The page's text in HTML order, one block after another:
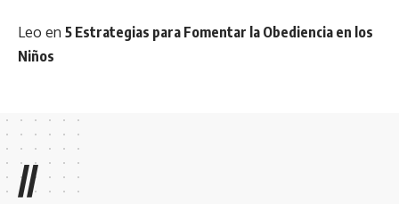
Leo en 5 Estrategias para Fomentar la Obediencia en los
Niños
//